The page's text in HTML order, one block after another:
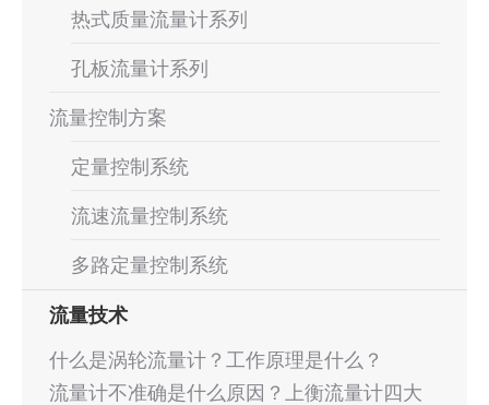
热式质量流量计系列
孔板流量计系列
流量控制方案
定量控制系统
流速流量控制系统
多路定量控制系统
流量技术
什么是涡轮流量计？工作原理是什么？
流量计不准确是什么原因？上衡流量计四大